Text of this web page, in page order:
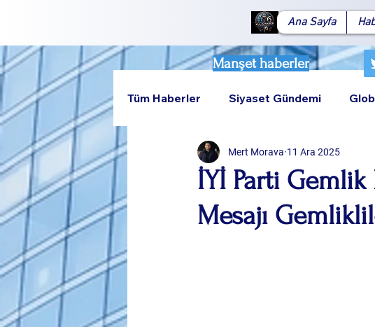
Ana Sayfa
Manşet haberler
Tüm Haberler Siyaset Gündemi
Teknoloji Rumeli
İYİ Parti Gemlik
Mesajı
Mert Morava 11 Ara 2025